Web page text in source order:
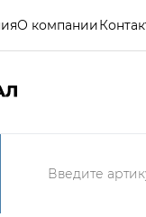
О компании